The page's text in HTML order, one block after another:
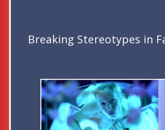
Breaking Stereotypes in